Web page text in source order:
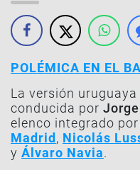
POLÉMICA EN EL
La versión uruguaya
conducida por
elenco integrado por
Madrid , Nicolás
y Álvaro Navia.